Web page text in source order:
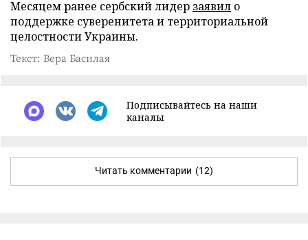
Месяцем ранее сербский лидер заявил о
поддержке суверенитета и территориальной
целостности Украины.
Текст: Вера Басилая
Подписывайтесь на наши
каналы
Читать комментарии (12)